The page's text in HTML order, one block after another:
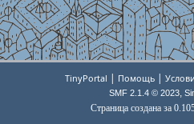
TinyPortal | Помощь |
SMF 2.1.4 © 2023,
Страница создана за